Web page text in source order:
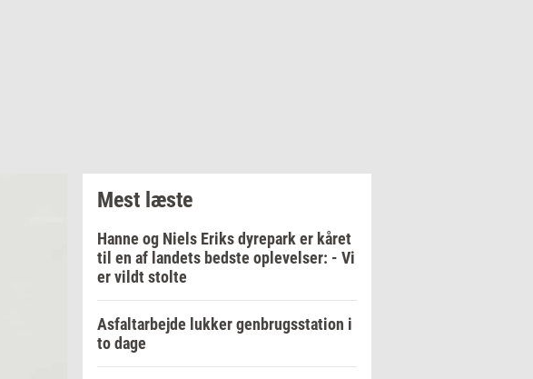
Mest læste
Hanne og Niels Eriks dyrepark er kåret
til en af landets bedste oplevelser: - Vi
er vildt stolte
Asfaltarbejde lukker genbrugsstation i
to dage